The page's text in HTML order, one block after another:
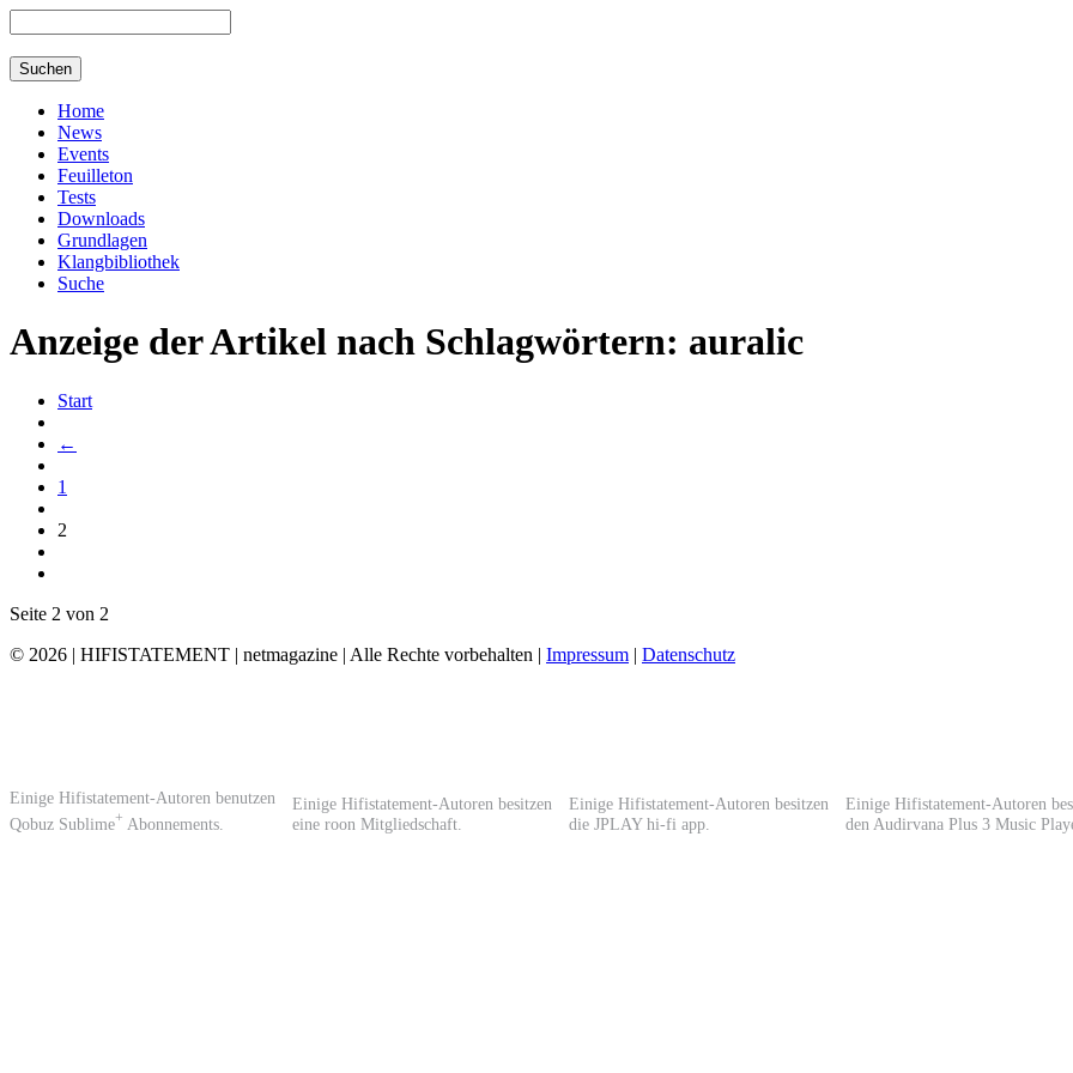
Home
News
Events
Feuilleton
Tests
Downloads
Grundlagen
Klangbibliothek
Suche
Anzeige der Artikel nach Schlagwörtern: auralic
Start
←
1
2
Seite 2 von 2
© 2026 | HIFISTATEMENT | netmagazine | Alle Rechte vorbehalten | Impressum | Datenschutz
Einige Hifistatement-Autoren benutzen
Qobuz Sublime+ Abonnements.
Einige Hifistatement-Autoren besitzen
eine roon Mitgliedschaft.
Einige Hifistatement-Autoren besitzen
die JPLAY hi-fi app.
Einige Hifistatement-Autoren
den Audirvana Plus 3 Music